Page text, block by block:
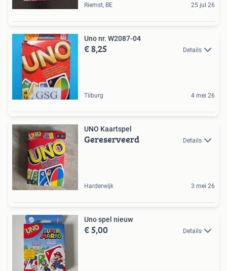
Riemst, BE 25 jul 26
Uno nr. W2087-04
€ 8,25 Details
Tilburg 4 mei 26
UNO Kaartspel
Gereserveerd Details
Harderwijk 3 mei 26
Uno spel nieuw
€ 5,00 Details